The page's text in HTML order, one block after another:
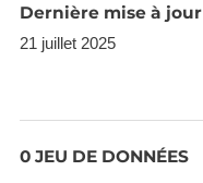
Dernière mise à jour
21 juillet 2025
0 JEU DE DONNÉES